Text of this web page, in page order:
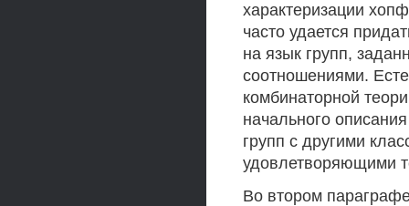
характеризации
часто удается
на язык групп,
соотношениями.
комбинаторной
начального
групп с другими
удовлетворяющими
Во втором